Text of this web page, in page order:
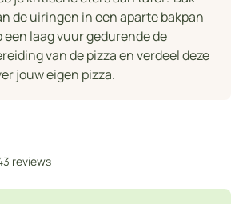
de uiringen in een aparte bakpan
een laag vuur gedurende de
van de pizza en verdeel deze
jouw eigen pizza.
reviews